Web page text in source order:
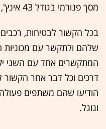
מסך פנורמי בגודל 43 אינץ', הנמתח בכל סביבת הנהג.
בכל הקשור לבטיחות,
שלהם ולתקשר עם מכוניות
המתקשרים אחד עם השני
הודיעו שהם משתפים
וגוגל.